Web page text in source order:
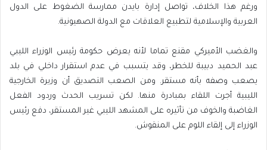
ورغم هذا الخلاف، تواصل إدارة بايدن ممارسة الضغوط على الدول
العربية والإسلامية لتطبيع العلاقات مع الدولة الصهيونية.
والغضب الأميركي مقنع تماما لأنه يعرض حكومة رئيس الوزراء الليبي
عبد الحميد دبيبة للخطر، وقد يتسبب في عدم استقرار داخلي في بلد
يصعب وصفه بأنه مستقر. ومن الصعب التصديق أن وزيرة الخارجية
الليبية أجرت اللقاء بمبادرة منها. لكن تسريب الحدث وردود الفعل
الغاضبة والخوف من تأثيره على المشهد الليبي غير المستقر، دفع رئيس
الوزراء إلى إلقاء اللوم على المنقوش.